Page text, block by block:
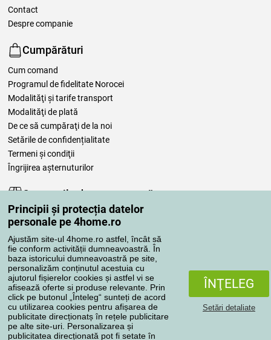
Principii și protecția datelor
personale pe 4home.ro
Ajustăm site-ul 4home.ro astfel, încât să
fie conform activității dumneavoastră. În
baza istoricului dumneavoastră pe site,
personalizăm conținutul acestuia cu
ajutorul fișierelor cookies și astfel vi se
afisează oferte si produse relevante. Prin
click pe butonul „Înteleg“ sunteți de acord
cu utilizarea cookies pentru afișarea de
publicitate direcționatș în rețele publicitare
pe alte site-uri. Personalizarea și
publicitatea direcționată pot fi setate în
ÎNŢELEG
Setări detaliate
Contact
Despre companie
Cumpărături
Cum comand
Programul de fidelitate Norocei
Modalităţi şi tarife transport
Modalităţi de plată
De ce să cumpăraţi de la noi
Setările de confidențialitate
Termeni şi condiţii
Îngrijirea așternuturilor
Comenzile dumneavoastră
Contul meu
Revizuirea comenzilor
Reclamaţii
Retragere de la contract
Regulile de procesare a recenziilor
Metode de transport